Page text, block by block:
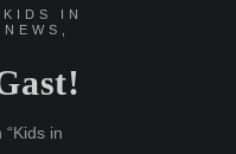
KIDS IN
NEWS
in